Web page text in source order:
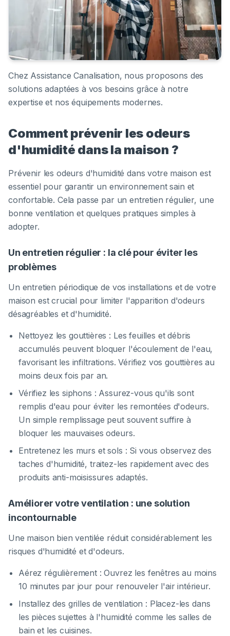
Chez Assistance Canalisation, nous proposons des
solutions adaptées à vos besoins grâce à notre
expertise et nos équipements modernes.
Comment prévenir les odeurs
d'humidité dans la maison ?
Prévenir les odeurs d'humidité dans votre maison est
essentiel pour garantir un environnement sain et
confortable. Cela passe par un entretien régulier, une
bonne ventilation et quelques pratiques simples à
adopter.
Un entretien régulier : la clé pour éviter les
problèmes
Un entretien périodique de vos installations et de votre
maison est crucial pour limiter l'apparition d'odeurs
désagréables et d'humidité.
Nettoyez les gouttières : Les feuilles et débris
accumulés peuvent bloquer l'écoulement de l'eau,
favorisant les infiltrations. Vérifiez vos gouttières au
moins deux fois par an.
Vérifiez les siphons : Assurez-vous qu'ils sont
remplis d'eau pour éviter les remontées d'odeurs.
Un simple remplissage peut souvent suffire à
bloquer les mauvaises odeurs.
Entretenez les murs et sols : Si vous observez des
taches d'humidité, traitez-les rapidement avec des
produits anti-moisissures adaptés.
Améliorer votre ventilation : une solution
incontournable
Une maison bien ventilée réduit considérablement les
risques d'humidité et d'odeurs.
Aérez régulièrement : Ouvrez les fenêtres au moins
10 minutes par jour pour renouveler l'air intérieur.
Installez des grilles de ventilation : Placez-les dans
les pièces sujettes à l'humidité comme les salles de
bain et les cuisines.